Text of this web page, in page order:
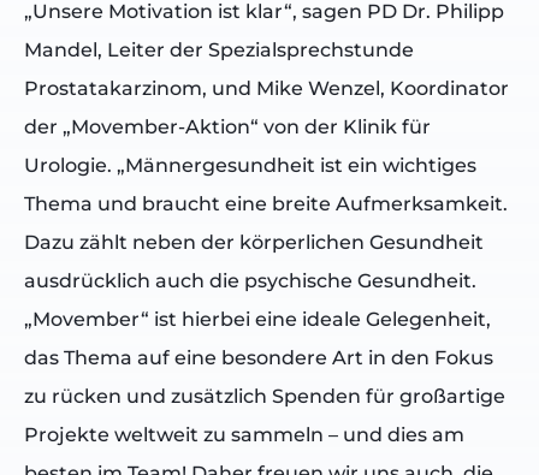
„Unsere Motivation ist klar“, sagen PD Dr. Philipp
Mandel, Leiter der Spezialsprechstunde
Prostatakarzinom, und Mike Wenzel, Koordinator
der „Movember-Aktion“ von der Klinik für
Urologie. „Männergesundheit ist ein wichtiges
Thema und braucht eine breite Aufmerksamkeit.
Dazu zählt neben der körperlichen Gesundheit
ausdrücklich auch die psychische Gesundheit.
„Movember“ ist hierbei eine ideale Gelegenheit,
das Thema auf eine besondere Art in den Fokus
zu rücken und zusätzlich Spenden für großartige
Projekte weltweit zu sammeln – und dies am